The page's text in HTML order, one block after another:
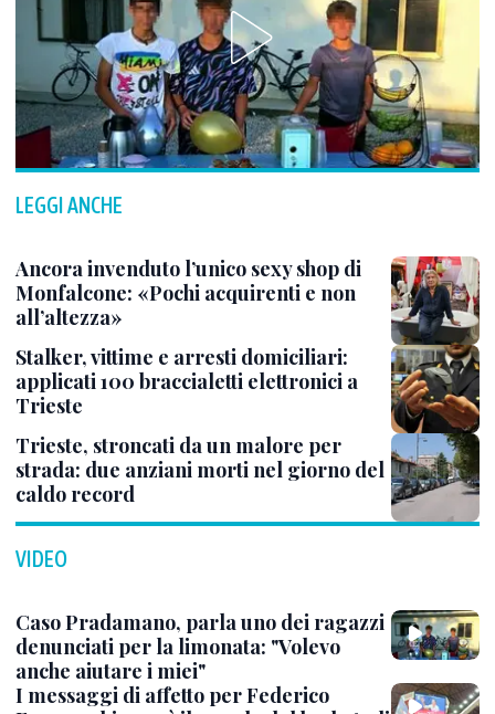
LEGGI ANCHE
Ancora invenduto l’unico sexy shop di
Monfalcone: «Pochi acquirenti e non
all’altezza»
Stalker, vittime e arresti domiciliari:
applicati 100 braccialetti elettronici a
Trieste
Trieste, stroncati da un malore per
strada: due anziani morti nel giorno del
caldo record
VIDEO
Caso Pradamano, parla uno dei ragazzi
denunciati per la limonata: "Volevo
anche aiutare i miei"
I messaggi di affetto per Federico